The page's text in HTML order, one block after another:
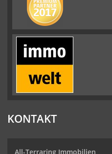
KONTAKT
All-Terraring Immobilien